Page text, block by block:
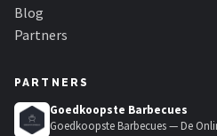
Blog
Partners
PARTNERS
Goedkoopste Barbecues
Goedkoopste Barbecues — De